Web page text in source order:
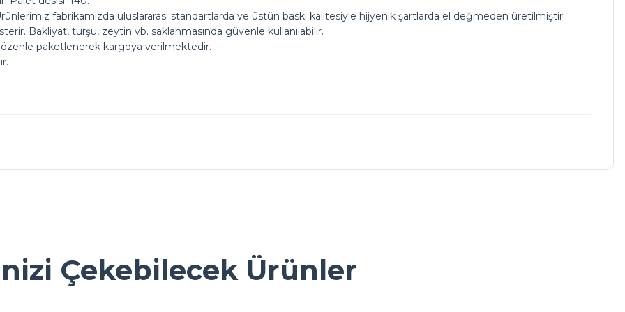
fabrikamızda uluslararası standartlarda ve üstün baskı kalitesiyle hijyenik şartlarda el değmeden üretilmiştir.
Bakliyat, turşu, zeytin vb. saklanmasında güvenle kullanılabilir.
paketlenerek kargoya verilmektedir.
Yorum Yaz
Soru Sor
Çekebilecek Ürünler